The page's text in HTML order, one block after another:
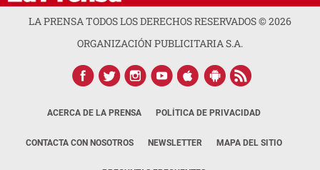
LA PRENSA TODOS LOS DERECHOS RESERVADOS ©2026
ORGANIZACIÓN PUBLICITARIA S.A.
ACERCA DE LA PRENSA POLÍTICA DE PRIVACIDAD
CONTACTA CON NOSOTROS NEWSLETTER MAPA DEL SITIO